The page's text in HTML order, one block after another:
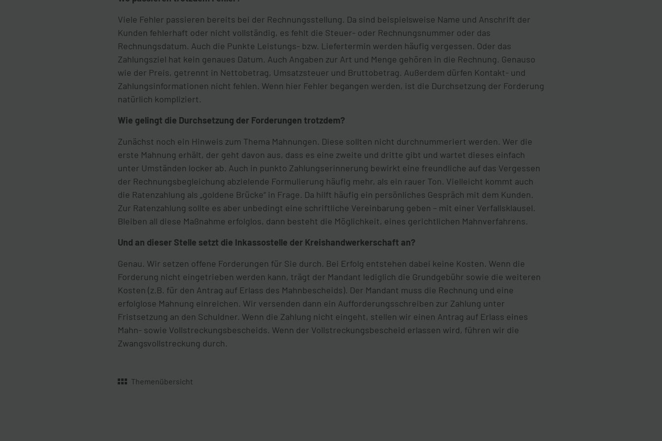
Viele Fehler passieren bereits bei der Rechnungsstellung. Da sind beispielsweise Name und Anschrift der
Kunden fehlerhaft oder nicht vollständig, es fehlt die Steuer- oder Rechnungsnummer oder das
Rechnungsdatum. Auch die Punkte Leistungs- bzw. Liefertermin werden häufig vergessen. Oder das
Zahlungsziel hat kein genaues Datum. Auch Angaben zur Art und Menge gehören in die Rechnung. Genauso
wie der Preis, getrennt in Nettobetrag, Umsatzsteuer und Bruttobetrag. Außerdem dürfen Kontakt- und
Zahlungsinformationen nicht fehlen. Wenn hier Fehler begangen werden, ist die Durchsetzung der Forderung
natürlich kompliziert.
Wie gelingt die Durchsetzung der Forderungen trotzdem?
Zunächst noch ein Hinweis zum Thema Mahnungen. Diese sollten nicht durchnummeriert werden. Wer die
erste Mahnung erhält, der geht davon aus, dass es eine zweite und dritte gibt und wartet dieses einfach
unter Umständen locker ab. Auch in punkto Zahlungserinnerung bewirkt eine freundliche auf das Vergessen
der Rechnungsbegleichung abzielende Formulierung häufig mehr, als ein rauer Ton. Vielleicht kommt auch
die Ratenzahlung als „goldene Brücke“ in Frage. Da hilft häufig ein persönliches Gespräch mit dem Kunden.
Zur Ratenzahlung sollte es aber unbedingt eine schriftliche Vereinbarung geben – mit einer Verfallsklausel.
Bleiben all diese Maßnahme erfolglos, dann besteht die Möglichkeit, eines gerichtlichen Mahnverfahrens.
Und an dieser Stelle setzt die Inkassostelle der Kreishandwerkerschaft an?
Genau. Wir setzen offene Forderungen für Sie durch. Bei Erfolg entstehen dabei keine Kosten. Wenn die
Forderung nicht eingetrieben werden kann, trägt der Mandant lediglich die Grundgebühr sowie die weiteren
Kosten (z.B. für den Antrag auf Erlass des Mahnbescheids). Der Mandant muss die Rechnung und eine
erfolglose Mahnung einreichen. Wir versenden dann ein Aufforderungsschreiben zur Zahlung unter
Fristsetzung an den Schuldner. Wenn die Zahlung nicht eingeht, stellen wir einen Antrag auf Erlass eines
Mahn- sowie Vollstreckungsbescheids. Wenn der Vollstreckungsbescheid erlassen wird, führen wir die
Zwangsvollstreckung durch.
Themenübersicht